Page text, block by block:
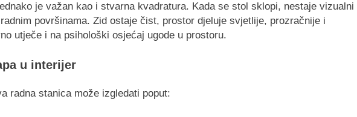
je važan kao i stvarna kvadratura. Kada se stol sklopi, nestaje vizualni
površinama. Zid ostaje čist, prostor djeluje svjetlije, prozračnije i
utječe i na psihološki osjećaj ugode u prostoru.
u interijer
radna stanica može izgledati poput: